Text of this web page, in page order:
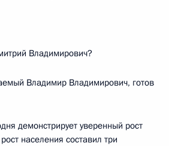
Владимирович?
Владимир Владимирович, готов
демонстрирует уверенный рост
населения составил три